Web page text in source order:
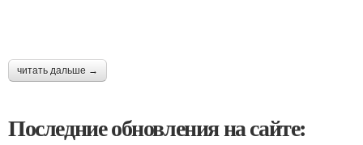
читать дальше →
Последние обновления на сайте: